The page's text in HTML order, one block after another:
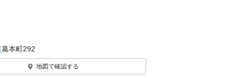
葛本町292
地図で確認する